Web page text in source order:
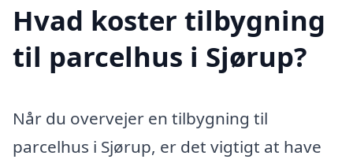
Hvad koster tilbygning
til parcelhus i Sjørup?
Når du overvejer en tilbygning til
parcelhus i Sjørup, er det vigtigt at have